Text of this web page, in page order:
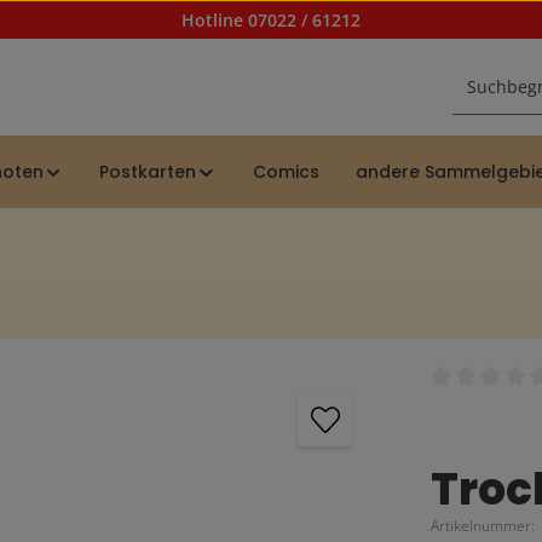
Hotline 07022 / 61212
Postkarten Comics andere
Artikelnummer: